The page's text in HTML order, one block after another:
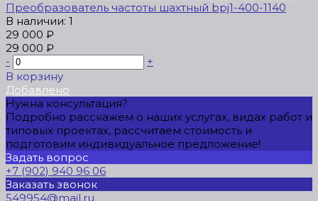
Преобразователь частоты шахтный bpj1-400-1140
В наличии: 1
29 000 ₽
29 000 ₽
-
+
В корзину
Добавлено
Нужна консультация?
Подробно расскажем о наших услугах, видах работ и
типовых проектах, рассчитаем стоимость и
подготовим индивидуальное предложение!
Задать вопрос
+7 (902) 940 96 06
Заказать звонок
549954@mail.ru